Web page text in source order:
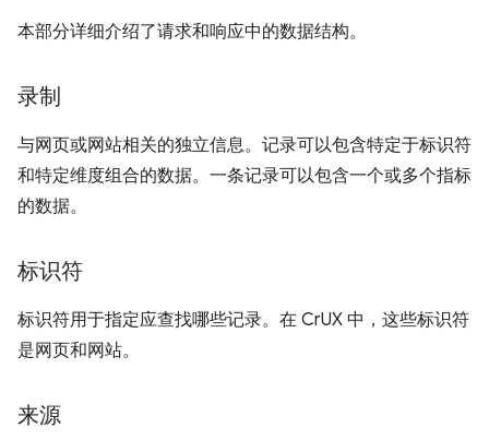
本部分详细介绍了请求和响应中的数据结构。
录制
与网页或网站相关的独立信息。记录可以包含特定于标识符
和特定维度组合的数据。一条记录可以包含一个或多个指标
的数据。
标识符
标识符用于指定应查找哪些记录。在 CrUX 中，这些标识符
是网页和网站。
来源